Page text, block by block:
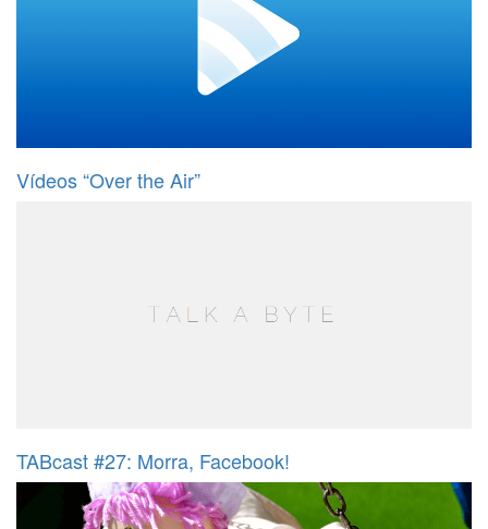
Vídeos “Over the Air”
TABcast #27: Morra, Facebook!